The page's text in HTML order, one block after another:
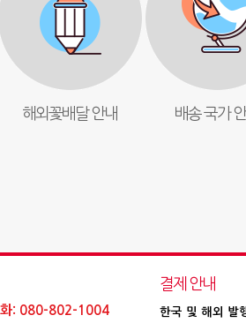
해외꽃배달 안내 배송 국가
: 080-802-1004
결제 안내
한국 및 해외 발